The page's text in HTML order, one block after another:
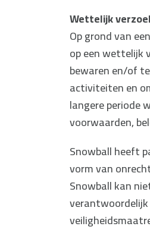
Wettelijk
Op grond van
op een wettelijk
bewaren en/of
activiteiten en
langere periode
voorwaarden,
Snowball heeft
vorm van
Snowball kan